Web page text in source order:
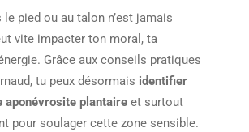
pied ou au talon n’est jamais
vite impacter ton moral, ta
Grâce aux conseils pratiques
tu peux désormais identifier
aponévrosite plantaire et surtout
pour soulager cette zone sensible.